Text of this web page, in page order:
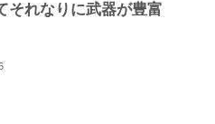
それなりに武器が豊富